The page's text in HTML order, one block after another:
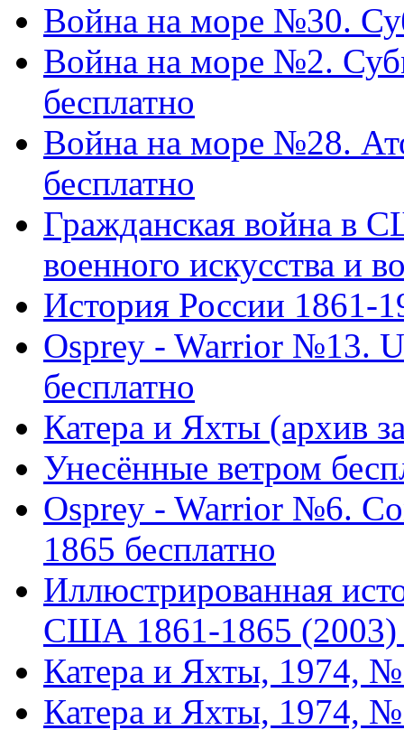
Война на море №30.
Война на море №2.
бесплатно
Война на море №28.
бесплатно
Гражданская война в
военного искусства и
История России 1861-
Osprey - Warrior №13.
бесплатно
Катера и Яхты (архив
Унесённые ветром
Osprey - Warrior №6.
1865 бесплатно
Иллюстрированная
США 1861-1865 (2003)
Катера и Яхты, 1974,
Катера и Яхты, 1974,